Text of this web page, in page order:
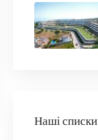
Наші списки